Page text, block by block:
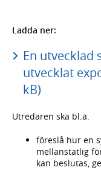
Ladda ner:
En utvecklad
utvecklat
kB)
Utredaren ska bl.a.
föreslå hur en
mellanstatlig
kan beslutas,